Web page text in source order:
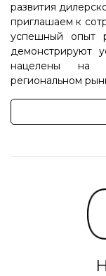
развития
приглашаем к
успешный опыт
демонстрируют
нацелены на
региональном